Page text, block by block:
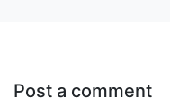
Post a comment